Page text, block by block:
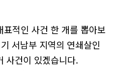
적인 사건 한 개를 뽑아보
서남부 지역의 연쇄살인
사건이 있겠습니다.